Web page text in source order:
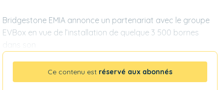
Bridgestone EMIA annonce un partenariat avec le groupe
EVBox en vue de l’installation de quelque 3 500 bornes
Ce contenu est réservé aux abonnés